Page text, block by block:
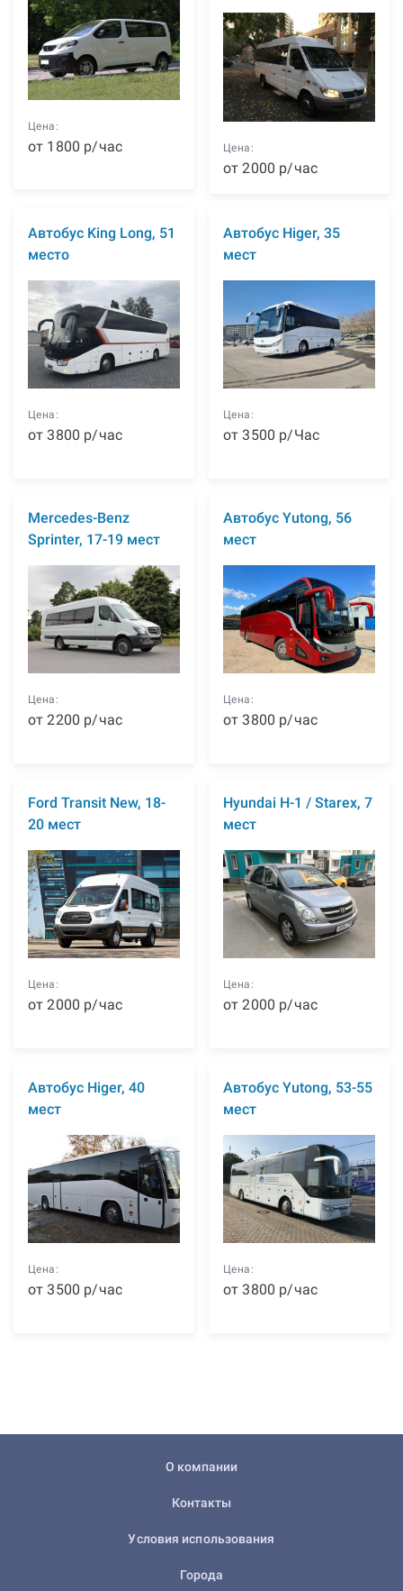
Цена:
от 1800 р/час Цена:
от2000 р/час
Автобус King Long, 51
место
Цена:
от3800 р/час
Автобус Higer, 35
мест
Цена:
от3500 р/Час
Mercedes-Benz
Sprinter, 17-19 мест
Цена:
от2200 р/час
Автобус Yutong, 56
мест
Цена:
от3800 р/час
Ford Transit New, 18-
20 мест
Цена:
от2000 р/час
Hyundai H-1 / Starex, 7
мест
Цена:
от2000 р/час
Автобус Higer, 40
мест
Цена:
от3500 р/час
Автобус Yutong, 53-55
мест
Цена:
от3800 р/час
О компании
Контакты
Условия использования
Города